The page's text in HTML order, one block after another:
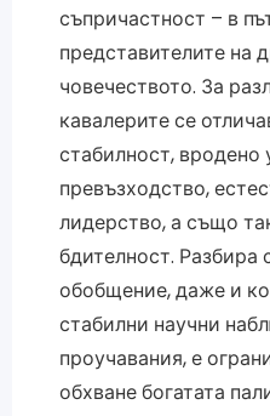
съпричастност – в
представителите на
човечеството. За
кавалерите се
стабилност, вродено
превъзходство,
лидерство, а също
бдителност. Разбира
обобщение, даже и
стабилни научни
проучавания, е
обхване богатата